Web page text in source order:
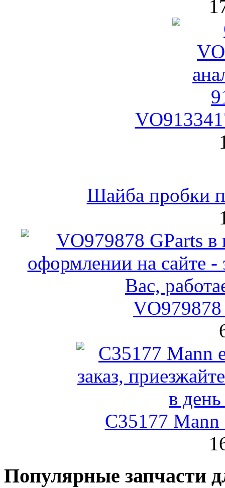
Шайба пробки
VO979878
C35177
Популярные запчасти